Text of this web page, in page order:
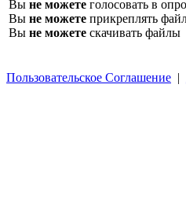
Вы не можете голосовать в
Вы не можете прикреплять
Вы не можете скачивать файлы
Пользовательское Соглашение |